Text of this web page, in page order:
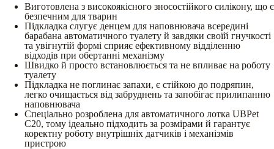
Виготовлена з високоякісного зносостійкого силікону, що є
безпечним для тварин
Підкладка слугує денцем для наповнювача всередині
барабана автоматичного туалету й завдяки своїй гнучкості
та увігнутій формі сприяє ефективному відділенню
відходів при обертанні механізму
Швидко й просто встановлюється та не впливає на роботу
туалету
Підкладка не поглинає запахи, є стійкою до подряпин,
легко очищається від забруднень та запобігає прилипанню
наповнювача
Спеціально розроблена для автоматичного лотка UBPet
C20, тому ідеально підходить за розмірами й гарантує
коректну роботу внутрішніх датчиків і механізмів
пристрою